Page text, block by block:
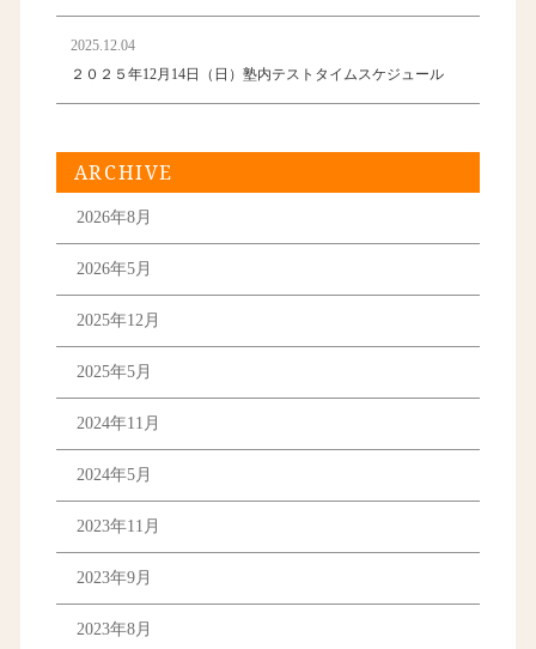
2025.12.04
２０２５年12月14日（日）塾内テストタイムスケジュール
ARCHIVE
2026年8月
2026年5月
2025年12月
2025年5月
2024年11月
2024年5月
2023年11月
2023年9月
2023年8月